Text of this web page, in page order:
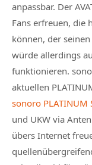
anpassbar. Der
Fans erfreuen, die
können, der
würde allerdings
funktionieren.
aktuellen
sonoro PLATINUM
und UKW via
übers Internet